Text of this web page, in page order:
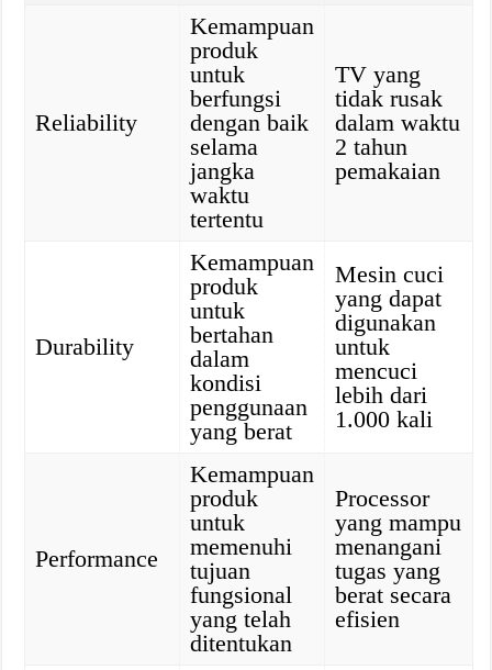
Reliability
Kemampuan
produk
untuk
berfungsi
dengan baik
selama
jangka
waktu
tertentu
TV yang
tidak rusak
dalam waktu
2 tahun
pemakaian
Durability
Kemampuan
produk
untuk
bertahan
dalam
kondisi
penggunaan
yang berat
Mesin cuci
yang dapat
digunakan
untuk
mencuci
lebih dari
1.000 kali
Performance
Kemampuan
produk
untuk
memenuhi
tujuan
fungsional
yang telah
ditentukan
Processor
yang mampu
menangani
tugas yang
berat secara
efisien